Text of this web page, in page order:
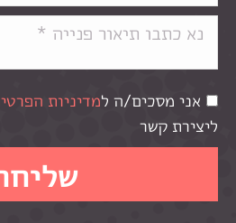
אני מסכים/ה למדיניות
ליצירת קשר